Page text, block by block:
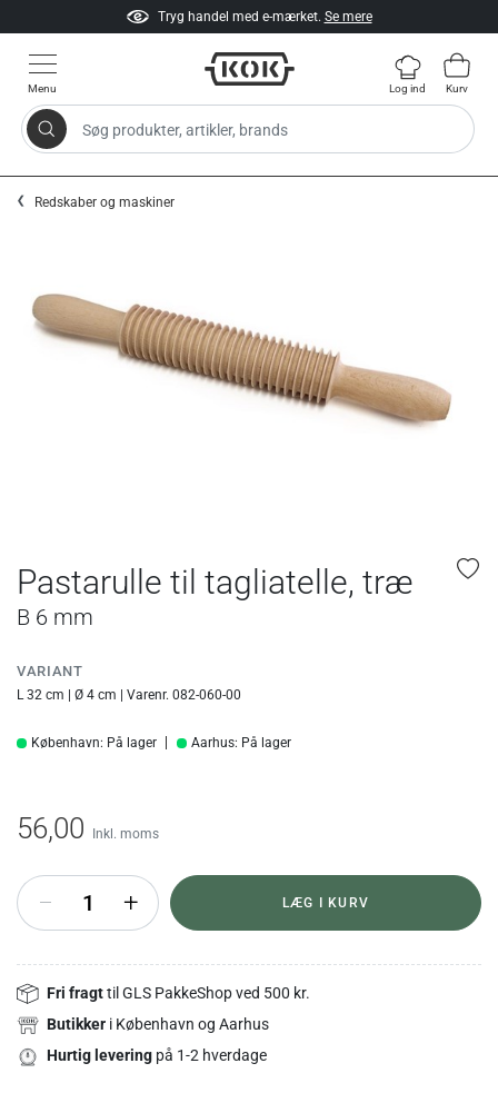
Tryg handel med e-mærket. Se mere
Menu
Søg produkter, artikler, brands
Log ind Kurv
Redskaber og maskiner
Pastarulle til tagliatelle, træ
B 6 mm
VARIANT
L 32 cm | Ø 4 cm | Varenr. 082-060-00
København: På lager Aarhus: På lager
56,00 Inkl. moms
+ LÆG I KURV
Fri fragttil GLS PakkeShop ved 500 kr.
Butikker i København og Aarhus
Hurtig levering på 1-2 hverdage